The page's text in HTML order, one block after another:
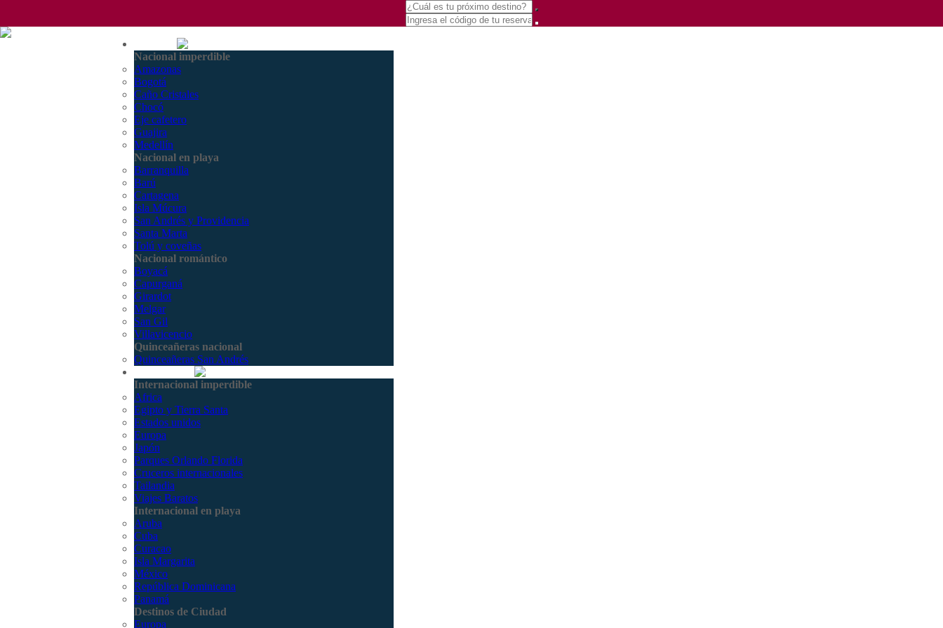
(601) 530 5586 - 3168770630
Nacional imperdible
Amazonas
Bogotá
Caño Cristales
Chocó
Eje cafetero
Guajira
Medellín
Nacional en playa
Barranquilla
Barú
Cartagena
Isla Múcura
San Andrés y Providencia
Santa Marta
Tolú y coveñas
Nacional romántico
Boyacá
Capurganá
Girardot
Melgar
San Gil
Villavicencio
Quinceañeras nacional
Quinceañeras San Andrés
Internacional imperdible
Africa
Egipto y Tierra Santa
Estados unidos
Europa
Japón
Parques Orlando Florida
Cruceros internacionales
Tailandia
Viajes Baratos
Internacional en playa
Aruba
Cuba
Curacao
Isla Margarita
México
República Dominicana
Panamá
Destinos de Ciudad
Europa